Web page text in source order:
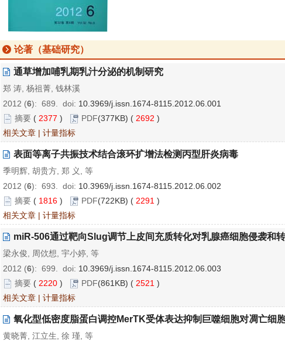
论著（基础研究）
通草增加哺乳期乳汁分泌的机制研究
郑 涛, 杨祖菁, 钱林溪
2012 (6): 689. doi: 10.3969/j.issn.1674-8115.2012.06.001
摘要 ( 2377 ) PDF(377KB) ( 2692 )
相关文章 | 计量指标
表面等离子共振技术结合滚环扩增法检测丙型肝炎病毒
季明辉, 胡贵方, 郑 义, 等
2012 (6): 693. doi: 10.3969/j.issn.1674-8115.2012.06.002
摘要 ( 1816 ) PDF(722KB) ( 2291 )
相关文章 | 计量指标
miR-506通过靶向Slug调节上皮间充质转化对乳腺癌细胞侵袭和
梁永俊, 周佽想, 宇小婷, 等
2012 (6): 699. doi: 10.3969/j.issn.1674-8115.2012.06.003
摘要 ( 2220 ) PDF(861KB) ( 2521 )
相关文章 | 计量指标
氧化型低密度脂蛋白调控MerTK受体表达抑制巨噬细胞对凋亡细
黄晓菁, 江立生, 徐 瑾, 等